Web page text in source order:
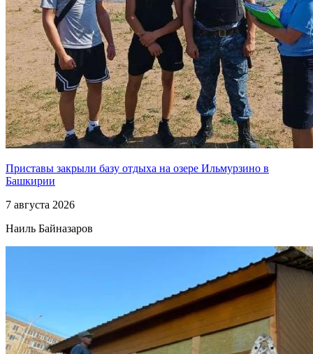
Приставы закрыли базу отдыха на озере Ильмурзино в
Башкирии
7 августа 2026
Наиль Байназаров